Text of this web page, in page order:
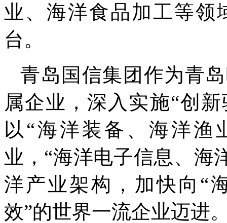
业、海洋食品加工等领
台。
青岛国信集团作为青
属企业，深入实施“创
以“海洋装备、海洋渔
业，“海洋电子信息、海
洋产业架构，加快向“
效”的世界一流企业迈进